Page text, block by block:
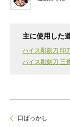
主に使用した
ハイス彫刻刀 印
ハイス彫刻刀 三
口ばっかし